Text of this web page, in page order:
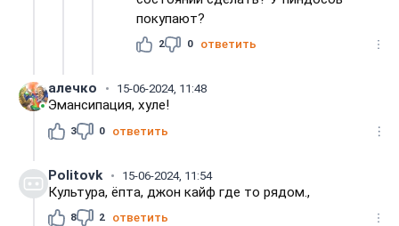
покупают?
2 0 ответить
алечко 15-06-2024, 11:48
Эмансипация, хуле!
3 0 ответить
Politovk 15-06-2024, 11:54
Культура, ёпта, джон кайф где то рядом.,
8 2 ответить